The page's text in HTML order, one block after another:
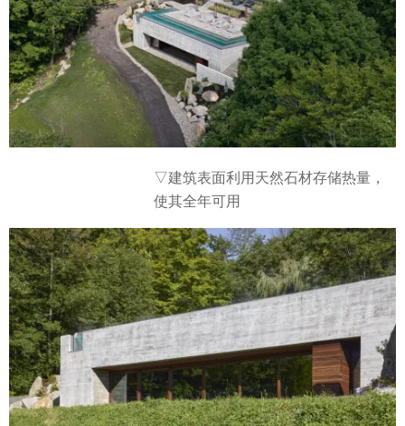
▽建筑表面利用天然石材存储热量，
使其全年可用